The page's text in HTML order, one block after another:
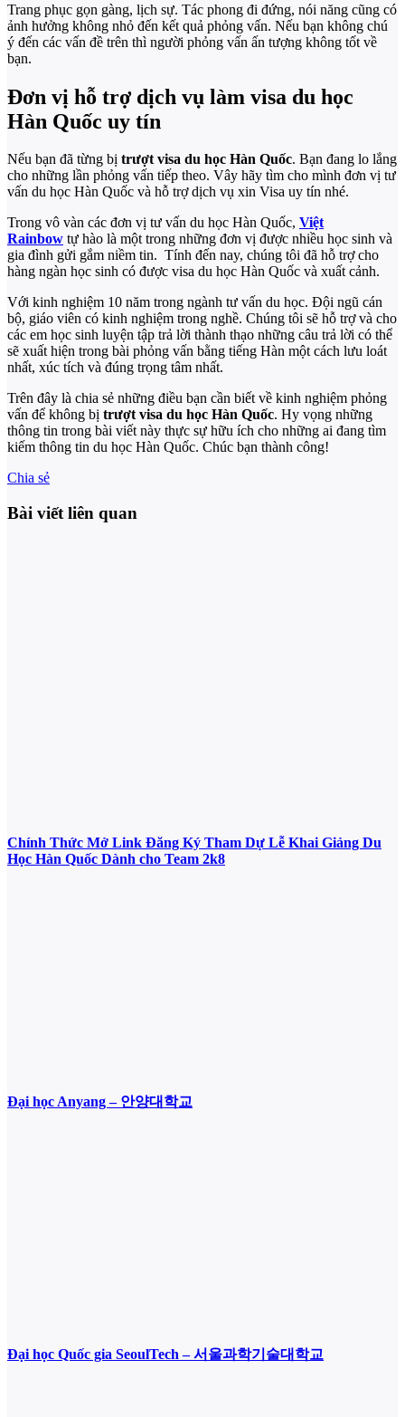
Trang phục gọn gàng, lịch sự. Tác phong đi đứng, nói năng cũng có
ảnh hưởng không nhỏ đến kết quả phỏng vấn. Nếu bạn không chú
ý đến các vấn đề trên thì người phỏng vấn ấn tượng không tốt về
bạn.
Đơn vị hỗ trợ dịch vụ làm visa du học
Hàn Quốc uy tín
Nếu bạn đã từng bị trượt visa du học Hàn Quốc. Bạn đang lo lắng
cho những lần phỏng vấn tiếp theo. Vây hãy tìm cho mình đơn vị tư
vấn du học Hàn Quốc và hỗ trợ dịch vụ xin Visa uy tín nhé.
Trong vô vàn các đơn vị tư vấn du học Hàn Quốc, Việt
Rainbow tự hào là một trong những đơn vị được nhiều học sinh và
gia đình gửi gắm niềm tin. Tính đến nay, chúng tôi đã hỗ trợ cho
hàng ngàn học sinh có được visa du học Hàn Quốc và xuất cảnh.
Với kinh nghiệm 10 năm trong ngành tư vấn du học. Đội ngũ cán
bộ, giáo viên có kinh nghiệm trong nghề. Chúng tôi sẽ hỗ trợ và cho
các em học sinh luyện tập trả lời thành thạo những câu trả lời có thể
sẽ xuất hiện trong bài phỏng vấn bằng tiếng Hàn một cách lưu loát
nhất, xúc tích và đúng trọng tâm nhất.
Trên đây là chia sẻ những điều bạn cần biết về kinh nghiệm phỏng
vấn để không bị trượt visa du học Hàn Quốc. Hy vọng những
thông tin trong bài viết này thực sự hữu ích cho những ai đang tìm
kiếm thông tin du học Hàn Quốc. Chúc bạn thành công!
Chia sẻ
Bài viết liên quan
Chính Thức Mở Link Đăng Ký Tham Dự Lễ Khai Giảng Du
Học Hàn Quốc Dành cho Team 2k8
Đại học Anyang – 안양대학교
Đại học Quốc gia SeoulTech – 서울과학기술대학교